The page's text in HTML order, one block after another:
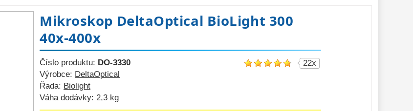
Mikroskop DeltaOptical BioLight 300
40x-400x
Číslo produktu: DO-3330
Výrobce: DeltaOptical
Řada: Biolight
Váha dodávky: 2,3 kg
22x